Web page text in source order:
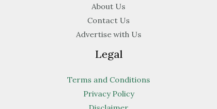
About Us
Contact Us
Advertise with Us
Legal
Terms and Conditions
Privacy Policy